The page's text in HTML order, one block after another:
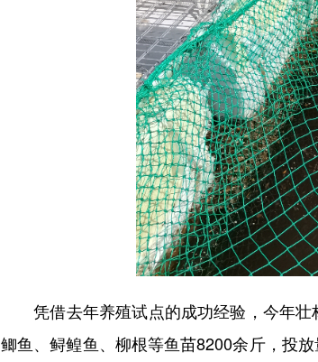
凭借去年养殖试点的成功经验，今年壮
鲫鱼、鲟鳇鱼、柳根等鱼苗8200余斤，投